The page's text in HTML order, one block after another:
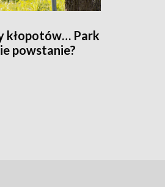
kłopotów… Park
powstanie?